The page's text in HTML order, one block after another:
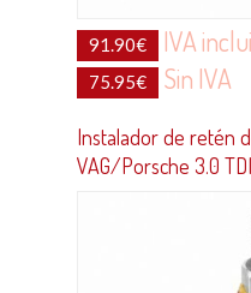
91.90€ IVA
75.95€ Sin IVA
Instalador de retén
VAG/Porsche 3.0 TDI